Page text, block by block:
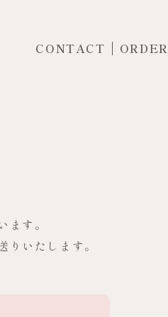
CONTACT ORDER
す。
いたします。